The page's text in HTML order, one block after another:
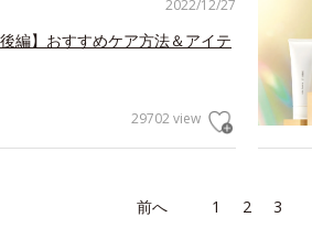
2022/12/27
編】おすすめケア方法＆アイテ
29702 view
前へ 1 2 3